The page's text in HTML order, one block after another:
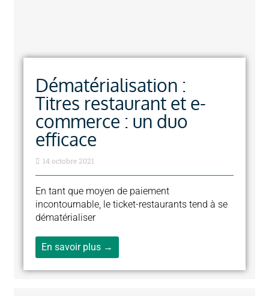
Dématérialisation :
Titres restaurant et e-
commerce : un duo
efficace
14 octobre 2021
En tant que moyen de paiement
incontournable, le ticket-restaurants tend à se
dématérialiser
En savoir plus →